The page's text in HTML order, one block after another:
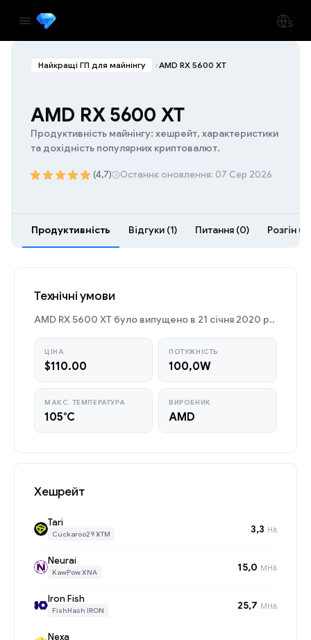
Найкращі ГП для майнінгу AMD RX 5600 XT
AMD RX 5600 XT
Продуктивність майнінгу: хешрейт, характеристики
та дохідність популярних криптовалют.
(4,7) Останнє оновлення: 07 Сер 2026
Продуктивність Відгуки (1) Питання (0) Розгін (3)
Технічні умови
AMD RX 5600 XT було випущено в 21 січня 2020 р..
ЦІНА
$110.00
ПОТУЖНІСТЬ
100,0W
МАКС. ТЕМПЕРАТУРА
105°C
ВИРОБНИК
AMD
Хешрейт
Tari
Cuckaroo29 XTM 3,3 H/s
Neurai
KawPow XNA 15,0 MH/s
Iron Fish
FishHash IRON 25,7 MH/s
Nexa